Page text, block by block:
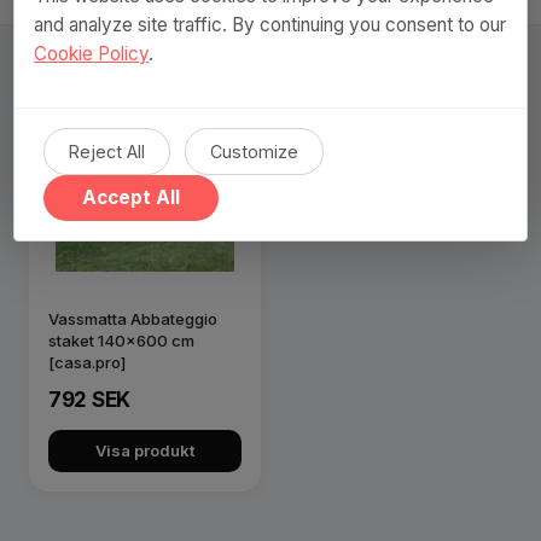
Vassmatta Abbateggio
staket 140x600 cm
[casa.pro]
792 SEK
Visa produkt
and analyze site traffic. By continuing you consent to our
Cookie Policy.
Reject All Customize
Accept All